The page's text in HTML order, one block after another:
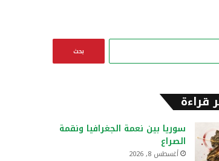
ا
ن
:
قراءة
سوريا بين نعمة الجغرافيا ونقمة
الصراع
أغسطس 8, 2026